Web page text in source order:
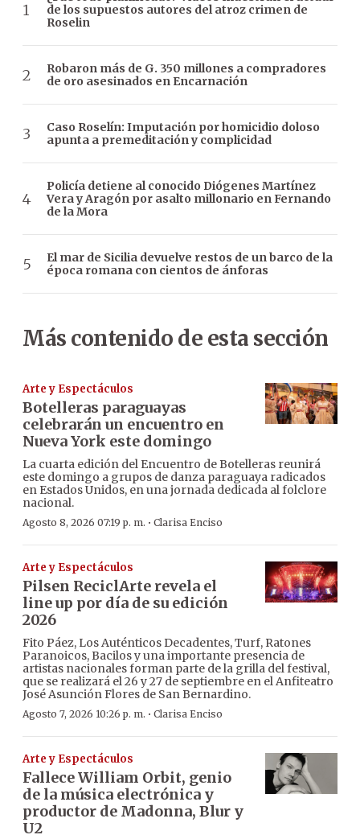
de los supuestos autores del atroz crimen de
Roselin
Robaron más de G. 350 millones a compradores
de oro asesinados en Encarnación
Caso Roselín: Imputación por homicidio doloso
apunta a premeditación y complicidad
Policía detiene al conocido Diógenes Martínez
Vera y Aragón por asalto millonario en Fernando
de la Mora
El mar de Sicilia devuelve restos de un barco de la
época romana con cientos de ánforas
Más contenido de esta sección
Arte y Espectáculos
Botelleras paraguayas
celebrarán un encuentro en
Nueva York este domingo
La cuarta edición del Encuentro de Botelleras reunirá
este domingo a grupos de danza paraguaya radicados
en Estados Unidos, en una jornada dedicada al folclore
nacional.
Agosto 8, 2026 07:19 p. m. · Clarisa Enciso
Arte y Espectáculos
Pilsen ReciclArte revela el
line up por día de su edición
2026
Fito Páez, Los Auténticos Decadentes, Turf, Ratones
Paranoicos, Bacilos y una importante presencia de
artistas nacionales forman parte de la grilla del festival,
que se realizará el 26 y 27 de septiembre en el Anfiteatro
José Asunción Flores de San Bernardino.
Agosto 7, 2026 10:26 p. m. · Clarisa Enciso
Arte y Espectáculos
Fallece William Orbit, genio
de la música electrónica y
productor de Madonna, Blur y
U2